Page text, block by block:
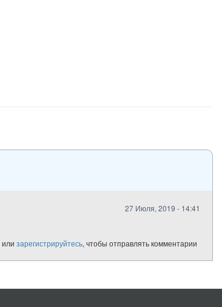
27 Июля, 2019 - 14:41
или зарегистрируйтесь, чтобы отправлять комментарии